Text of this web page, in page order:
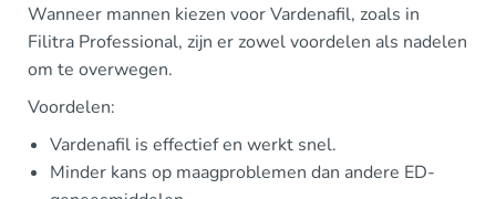
Wanneer mannen kiezen voor Vardenafil, zoals in
Filitra Professional, zijn er zowel voordelen als nadelen
om te overwegen.
Voordelen:
Vardenafil is effectief en werkt snel.
Minder kans op maagproblemen dan andere ED-